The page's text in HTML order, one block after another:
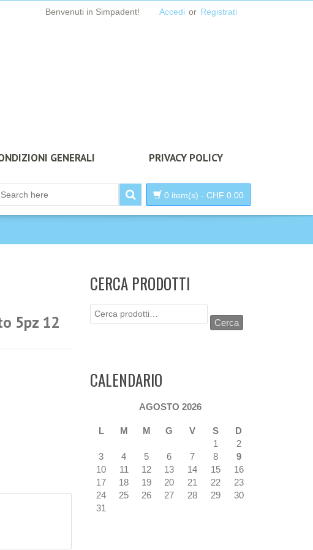
Benvenuti in Simpadent! Accedi or Registrati
GENERALI PRIVACY POLICY
0 item(s) - CHF 0.00
5pz 12
CERCA PRODOTTI
Cerca:
Cerca
CALENDARIO
AGOSTO 2026
L M M G V S
D
1
2
3
4 5 6 7 8
9
10
11 12 13 14 15
16
17
18 19 20 21 22
23
24
25 26 27 28 29
30
31